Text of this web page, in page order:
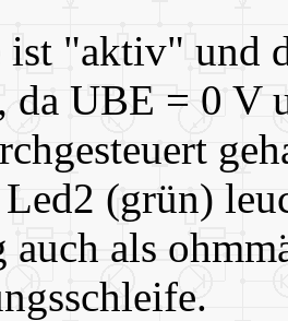
"aktiv" und
da UBE = 0 V
(grün)
auch als